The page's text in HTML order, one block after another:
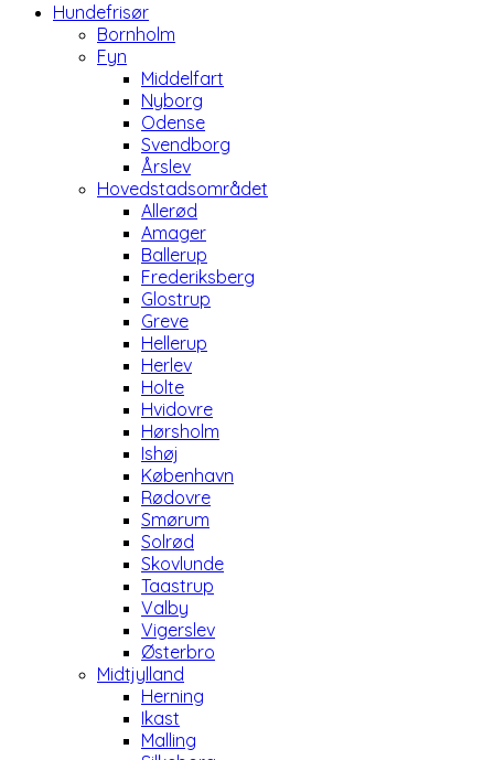
Hundefrisør
Bornholm
Fyn
Middelfart
Nyborg
Odense
Svendborg
Årslev
Hovedstadsområdet
Allerød
Amager
Ballerup
Frederiksberg
Glostrup
Greve
Hellerup
Herlev
Holte
Hvidovre
Hørsholm
Ishøj
København
Rødovre
Smørum
Solrød
Skovlunde
Taastrup
Valby
Vigerslev
Østerbro
Midtjylland
Herning
Ikast
Malling